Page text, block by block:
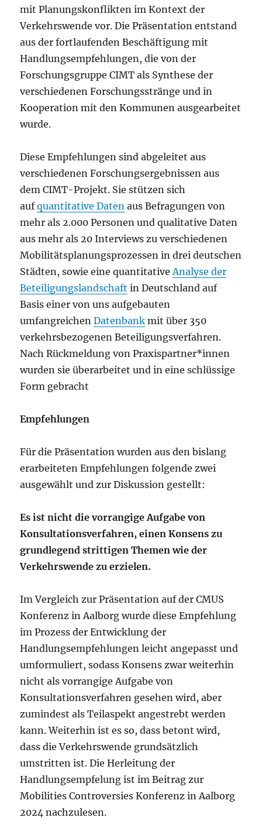
mit Planungskonflikten im Kontext der
Verkehrswende vor. Die Präsentation entstand
aus der fortlaufenden Beschäftigung mit
Handlungsempfehlungen, die von der
Forschungsgruppe CIMT als Synthese der
verschiedenen Forschungsstränge und in
Kooperation mit den Kommunen ausgearbeitet
wurde.
Diese Empfehlungen sind abgeleitet aus
verschiedenen Forschungsergebnissen aus
dem CIMT-Projekt. Sie stützen sich
aufquantitative Daten aus Befragungen von
mehr als 2.000 Personen und qualitative Daten
aus mehr als 20 Interviews zu verschiedenen
Mobilitätsplanungsprozessen in drei deutschen
Städten, sowie eine quantitativeAnalyse der
Beteiligungslandschaft in Deutschland auf
Basis einer von uns aufgebauten
umfangreichenDatenbank mit über 350
verkehrsbezogenen Beteiligungsverfahren.
Nach Rückmeldung von Praxispartner*innen
wurden sie überarbeitet und in eine schlüssige
Form gebracht
Empfehlungen
Für die Präsentation wurden aus den bislang
erarbeiteten Empfehlungen folgende zwei
ausgewählt und zur Diskussion gestellt:
Es ist nicht die vorrangige Aufgabe von
Konsultationsverfahren, einen Konsens zu
grundlegend strittigen Themen wie der
Verkehrswende zu erzielen.
Im Vergleich zur Präsentation auf der CMUS
Konferenz in Aalborg wurde diese Empfehlung
im Prozess der Entwicklung der
Handlungsempfehlungen leicht angepasst und
umformuliert, sodass Konsens zwar weiterhin
nicht als vorrangige Aufgabe von
Konsultationsverfahren gesehen wird, aber
zumindest als Teilaspekt angestrebt werden
kann. Weiterhin ist es so, dass betont wird,
dass die Verkehrswende grundsätzlich
umstritten ist. Die Herleitung der
Handlungsempfelung ist im Beitrag zur
Mobilities Controversies Konferenz in Aalborg
2024 nachzulesen.